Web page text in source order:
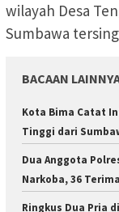
wilayah Desa
Sumbawa
BACAAN
Kota Bima Catat
Tinggi dari
Dua Anggota
Narkoba, 36
Ringkus Dua Pria